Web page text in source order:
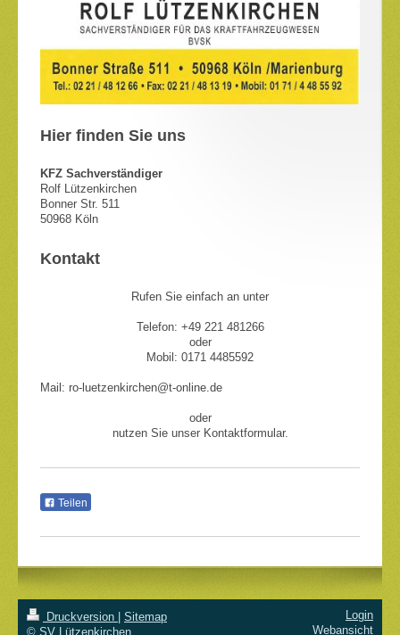
Hier finden Sie uns
KFZ Sachverständiger
Rolf Lützenkirchen
Bonner Str. 511
50968 Köln
Kontakt
Rufen Sie einfach an unter
Telefon: +49 221 481266
oder
Mobil: 0171 4485592
Mail: ro-luetzenkirchen@t-online.de
oder
nutzen Sie unser Kontaktformular.
Teilen
Druckversion
Sitemap
© SV Lützenkirchen
Login
Webansicht